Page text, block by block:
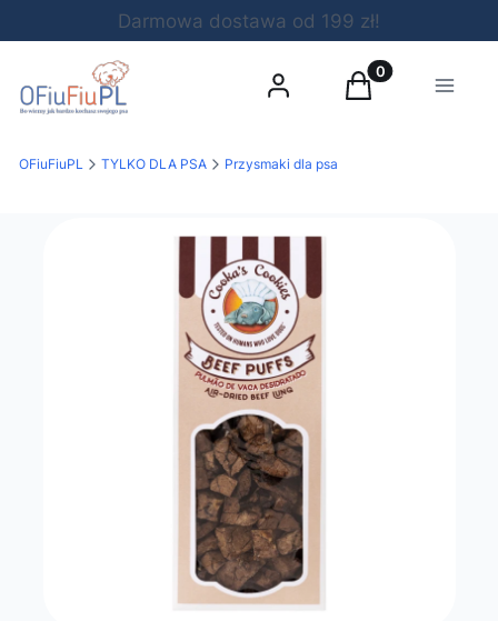
Darmowa dostawa od 199 zł!
Zaloguj sięProdukty w
Koszyk Menu
OFiuFiuPL TYLKO DLA PSA Przysmaki dla psa